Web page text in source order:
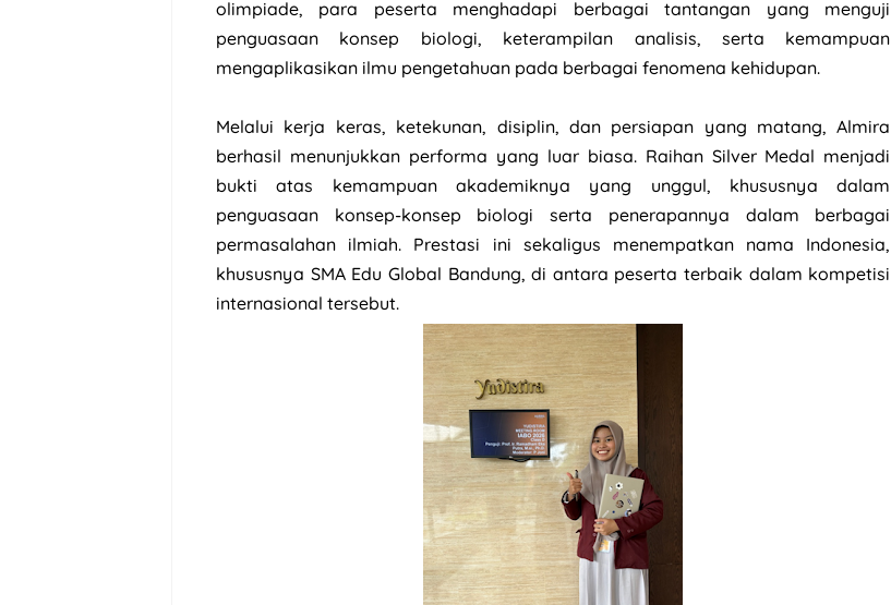
olimpiade, para peserta menghadapi berbagai tantangan yang menguji
penguasaan konsep biologi, keterampilan analisis, serta kemampuan
mengaplikasikan ilmu pengetahuan pada berbagai fenomena kehidupan.
Melalui kerja keras, ketekunan, disiplin, dan persiapan yang matang, Almira
berhasil menunjukkan performa yang luar biasa. Raihan Silver Medal menjadi
bukti atas kemampuan akademiknya yang unggul, khususnya dalam
penguasaan konsep-konsep biologi serta penerapannya dalam berbagai
permasalahan ilmiah. Prestasi ini sekaligus menempatkan nama Indonesia,
khususnya SMA Edu Global Bandung, di antara peserta terbaik dalam kompetisi
internasional tersebut.